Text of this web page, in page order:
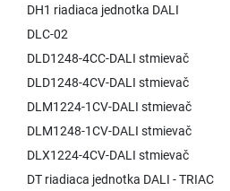
DH1 riadiaca jednotka DALI
DLC-02
DLD1248-4CC-DALI stmievač
DLD1248-4CV-DALI stmievač
DLM1224-1CV-DALI stmievač
DLM1248-1CV-DALI stmievač
DLX1224-4CV-DALI stmievač
DT riadiaca jednotka DALI - TRIAC